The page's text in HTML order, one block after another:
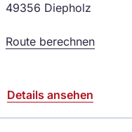
49356 Diepholz
Route berechnen
Details ansehen